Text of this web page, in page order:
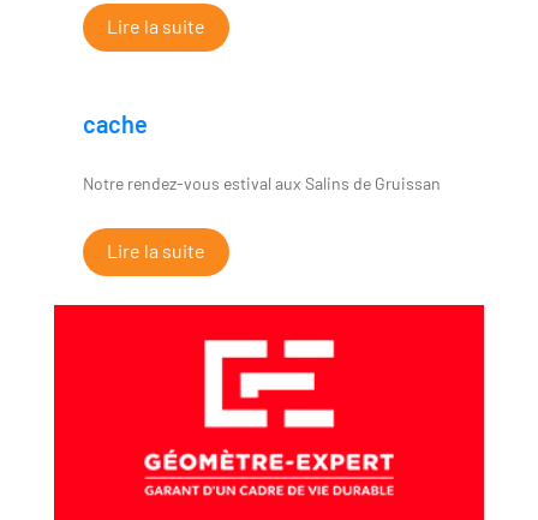
Lire la suite
cache
Notre rendez-vous estival aux Salins de Gruissan
Lire la suite